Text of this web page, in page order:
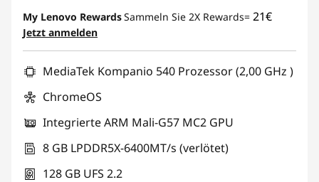
My Lenovo RewardsSammeln Sie 2X Rewards= 21€
Jetzt anmelden
MediaTek Kompanio 540 Prozessor (2,00 GHz )
ChromeOS
Integrierte ARM Mali-G57 MC2 GPU
8 GB LPDDR5X-6400MT/s (verlötet)
128 GB UFS 2.2